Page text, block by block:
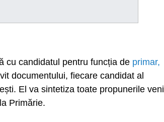
cu candidatul pentru funcția de primar,
documentului, fiecare candidat al
El va sintetiza toate propunerile
Primărie.